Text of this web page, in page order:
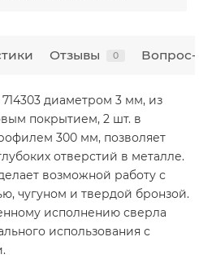
Отзывы 0 Вопрос-
диаметром 3 мм, из
покрытием, 2 шт. в
300 мм, позволяет
отверстий в металле.
возможной работу с
чугуном и твердой бронзой.
исполнению сверла
использования с